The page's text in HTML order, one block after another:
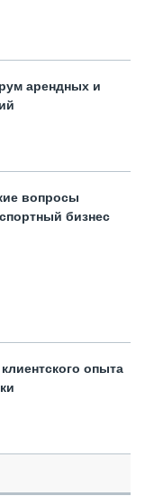
арендных и
вопросы
бизнес
опыта